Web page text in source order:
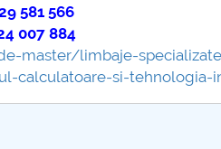
581 566
007 884
master/limbaje-
calculatoare-si-tehnologia-